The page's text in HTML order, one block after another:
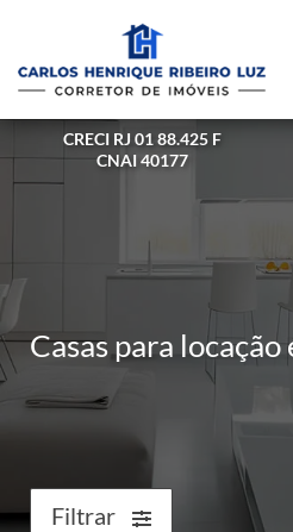
CRECI RJ 01 88.425 F
CNAI 40177
Casas para
Filtrar